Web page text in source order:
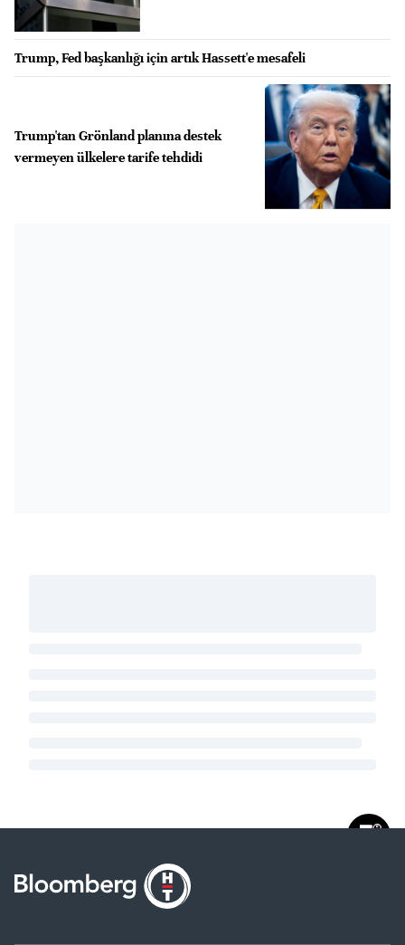
Trump, Fed başkanlığı için artık Hassett'e mesafeli
Trump'tan Grönland planına destek
vermeyen ülkelere tarife tehdidi